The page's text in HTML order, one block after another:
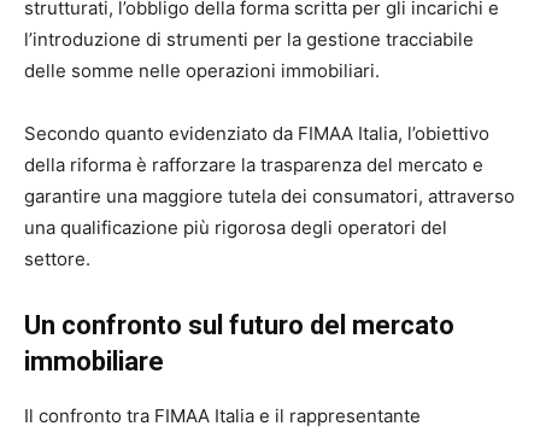
strutturati, l’obbligo della forma scritta per gli incarichi e
l’introduzione di strumenti per la gestione tracciabile
delle somme nelle operazioni immobiliari.
Secondo quanto evidenziato da FIMAA Italia, l’obiettivo
della riforma è rafforzare la trasparenza del mercato e
garantire una maggiore tutela dei consumatori, attraverso
una qualificazione più rigorosa degli operatori del
settore.
Un confronto sul futuro del mercato
immobiliare
Il confronto tra FIMAA Italia e il rappresentante